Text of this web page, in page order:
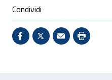
Condividi
Condividi su
X - Sito esterno -
Invio Mail: